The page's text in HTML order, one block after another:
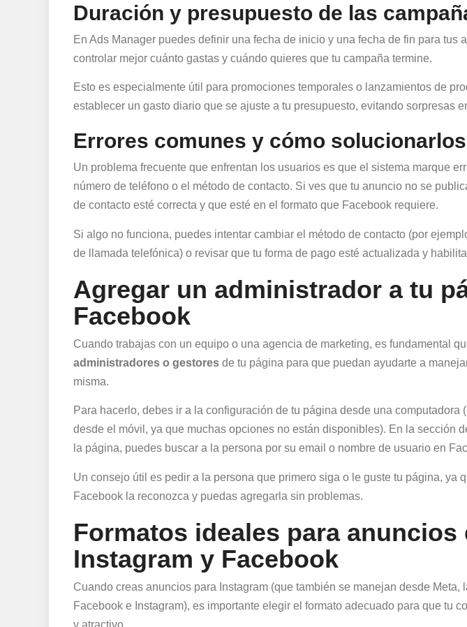
Duración y presupuesto de las
En Ads Manager puedes definir una fecha de inicio y una fecha de fin para tus
controlar mejor cuánto gastas y cuándo quieres que tu campaña termine.
Esto es especialmente útil para promociones temporales o lanzamientos de
establecer un gasto diario que se ajuste a tu presupuesto, evitando sorpresas
Errores comunes y cómo solucionarlos
Un problema frecuente que enfrentan los usuarios es que el sistema marque
número de teléfono o el método de contacto. Si ves que tu anuncio no se
de contacto esté correcta y que esté en el formato que Facebook requiere.
Si algo no funciona, puedes intentar cambiar el método de contacto (por
de llamada telefónica) o revisar que tu forma de pago esté actualizada y
Agregar un administrador a tu
Facebook
Cuando trabajas con un equipo o una agencia de marketing, es fundamental
administradores o gestores de tu página para que puedan ayudarte a
misma.
Para hacerlo, debes ir a la configuración de tu página desde una computadora
desde el móvil, ya que muchas opciones no están disponibles). En la sección
la página, puedes buscar a la persona por su email o nombre de usuario en
Un consejo útil es pedir a la persona que primero siga o le guste tu página, ya
Facebook la reconozca y puedas agregarla sin problemas.
Formatos ideales para anuncios
Instagram y Facebook
Cuando creas anuncios para Instagram (que también se manejan desde Meta,
Facebook e Instagram), es importante elegir el formato adecuado para que tu
y atractivo.